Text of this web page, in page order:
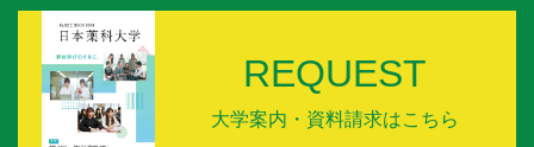
REQUEST
大学案内・資料請求はこちら